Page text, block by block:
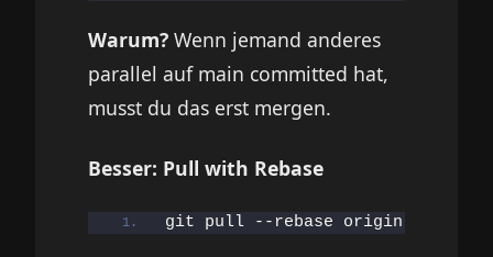
Warum? Wenn jemand anderes
parallel auf main committed hat,
musst du das erst mergen.
Besser: Pull with Rebase
git pull --rebase origin main